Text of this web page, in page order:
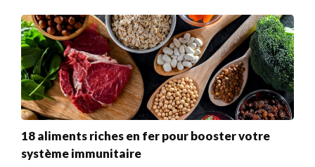
18 aliments riches en fer pour booster votre
système immunitaire